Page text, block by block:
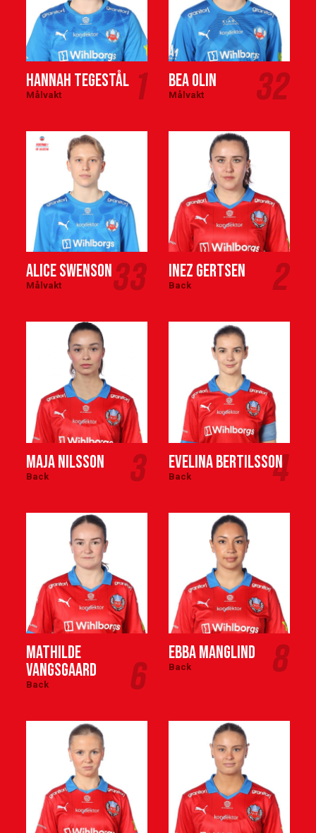
Hannah Tegestål 1
Målvakt
Bea Olin 32
Målvakt
Alice Swenson33
Målvakt
Inez Gertsen 2
Back
Maja Nilsson 3
Back
Evelina Bertilsson
4
Back
Mathilde
Vangsgaard
6
Back
Ebba Manglind 8
Back